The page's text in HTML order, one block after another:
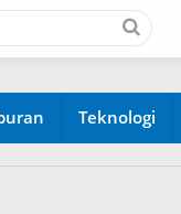
Teknologi